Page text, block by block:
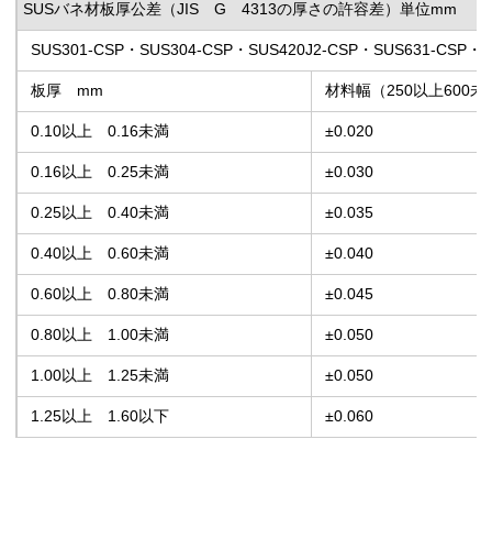
SUSバネ材板厚公差（JIS G 4313の厚さの許容差）単位mm
SUS301-CSP・SUS304-CSP・SUS420J2-CSP・SUS631-CSP・
板厚 mm 材料幅（250以上600未
0.10以上 0.16未満 ±0.020
0.16以上 0.25未満 ±0.030
0.25以上 0.40未満 ±0.035
0.40以上 0.60未満 ±0.040
0.60以上 0.80未満 ±0.045
0.80以上 1.00未満 ±0.050
1.00以上 1.25未満 ±0.050
1.25以上 1.60以下 ±0.060